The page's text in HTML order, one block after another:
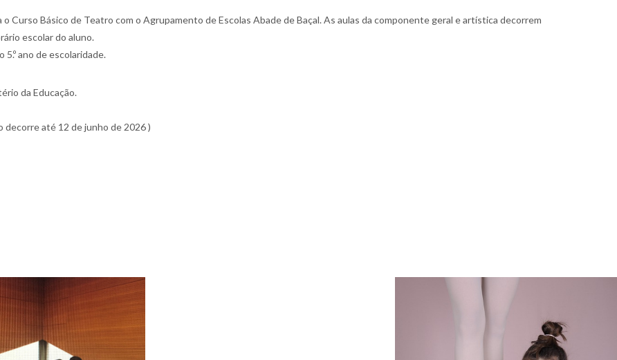
Curso Básico de Teatro com o Agrupamento de Escolas Abade de Baçal. As aulas da componente geral e artística decorrem
escolar do aluno.
ano de escolaridade.
da Educação.
decorre até 12 de junho de 2026 )